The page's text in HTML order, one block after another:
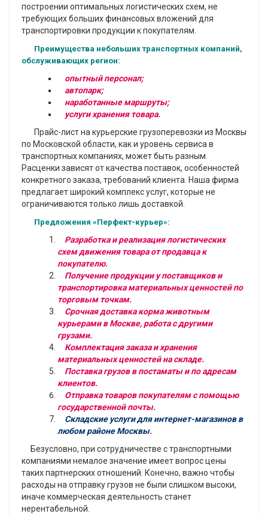
построении оптимальных логистических схем, не
требующих больших финансовых вложений для
транспортировки продукции к покупателям.
Преимущества небольших транспортных компаний,
обслуживающих регион:
опытный персонал;
автопарк;
наработанные маршруты;
услуги хранения товара.
Прайс-лист на курьерские грузоперевозки из Москвы
по Московской области, как и уровень сервиса в
транспортных компаниях, может быть разным.
Расценки зависят от качества поставок, особенностей
конкретного заказа, требований клиента. Наша фирма
предлагает широкий комплекс услуг, которые не
ограничиваются только лишь доставкой.
Предложения «Перфект-курьер»:
Разработка и реализация логистических
схем движения товара от продавца к
покупателю.
Получение продукции у поставщиков и
транспортировка материальных ценностей по
торговым точкам.
Срочная доставка корма животным
курьерами в Москве, работа с другими
грузами.
Комплектация заказа и хранения
материальных ценностей на складе.
Поставка грузов в постаматы и по адресам
клиентов.
Отправка товаров покупателям с помощью
государственной почты.
Складские услуги для интернет-магазинов в
любом районе Москвы.
Безусловно, при сотрудничестве с транспортными
компаниями немалое значение имеет вопрос цены
таких партнерских отношений. Конечно, важно чтобы
расходы на отправку грузов не были слишком высоки,
иначе коммерческая деятельность станет
нерентабельной.